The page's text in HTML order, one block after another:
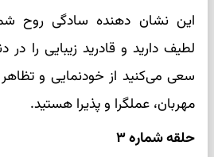
این نشان دهنده سادگی روح
لطیف دارید و قادرید زیبایی را در
سعی می‌کنید از خودنمایی و
مهربان، عملگرا و پذیرا هستید.
حلقه شماره ۳